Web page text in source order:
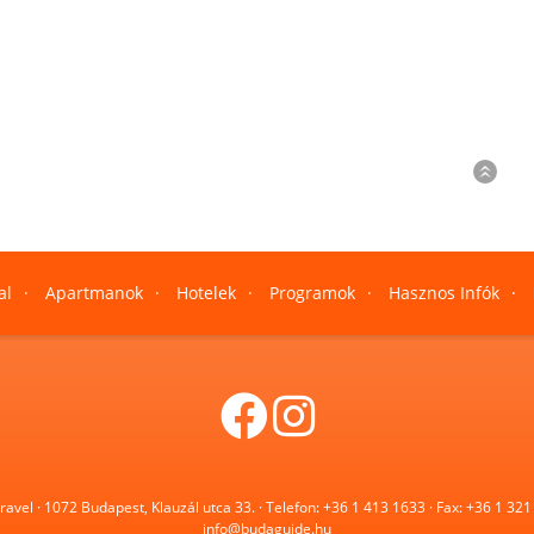
· Apartmanok · Hotelek · Programok · Hasznos Infók ·
· 1072 Budapest, Klauzál utca 33. · Telefon:+36 1 413 1633· Fax:+36 1
info@budaguide.hu